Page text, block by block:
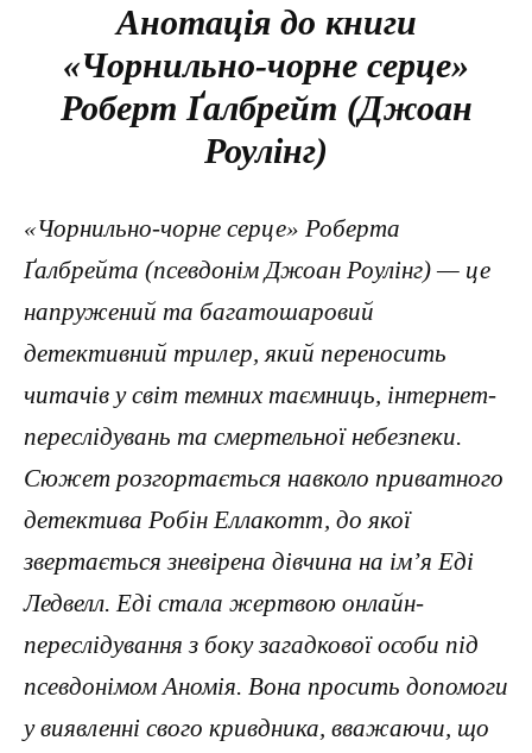
Анотація до книги
«Чорнильно-чорне серце»
Роберт Ґалбрейт (Джоан
Роулінг)
«Чорнильно-чорне серце» Роберта
Ґалбрейта (псевдонім Джоан Роулінг) — це
напружений та багатошаровий
детективний трилер, який переносить
читачів у світ темних таємниць, інтернет-
переслідувань та смертельної небезпеки.
Сюжет розгортається навколо приватного
детектива Робін Еллакотт, до якої
звертається зневірена дівчина на ім’я Еді
Ледвелл. Еді стала жертвою онлайн-
переслідування з боку загадкової особи під
псевдонімом Аномія. Вона просить допомоги
у виявленні свого кривдника, вважаючи, що